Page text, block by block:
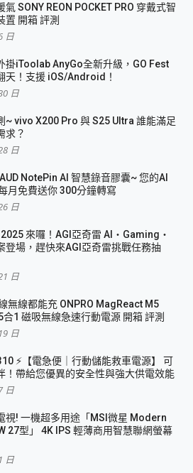
氣 SONY REON POCKET PRO 穿戴式智
置 開箱 評測
日
掛iToolab AnyGo全新升級，GO Fest
天！支援 iOS/Android！
日
~ vivo X200 Pro 與 S25 Ultra 誰能滿足
求？
日
NotePin AI 智慧錄音膠囊~ 您的AI
月免費送你 300分鐘轉寫
日
2025 來囉！AGI亞奇雷 AI・Gaming・
登場，趕快來AGI亞奇雷挑戰任務抽
日
無線都能充 ONPRO MagReact M5
1 磁吸無線急速行動電源 開箱 評測
日
⚡【電急便｜行動儲能救車電源】 可
！帶給您優異的安全性與強大供電效能
日
視! 一機超多用途「MSI微星 Modern
27型」 4K IPS 輕薄商用智慧聯網螢幕
日